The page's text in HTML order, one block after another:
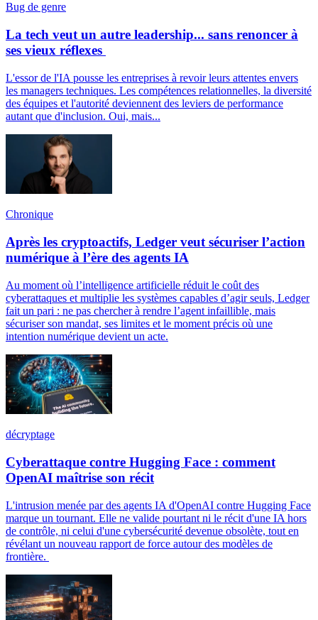
Bug de genre
La tech veut un autre leadership... sans renoncer à
ses vieux réflexes
L'essor de l'IA pousse les entreprises à revoir leurs attentes envers
les managers techniques. Les compétences relationnelles, la diversité
des équipes et l'autorité deviennent des leviers de performance
autant que d'inclusion. Oui, mais...
Chronique
Après les cryptoactifs, Ledger veut sécuriser l’action
numérique à l’ère des agents IA
Au moment où l’intelligence artificielle réduit le coût des
cyberattaques et multiplie les systèmes capables d’agir seuls, Ledger
fait un pari : ne pas chercher à rendre l’agent infaillible, mais
sécuriser son mandat, ses limites et le moment précis où une
intention numérique devient un acte.
décryptage
Cyberattaque contre Hugging Face : comment
OpenAI maîtrise son récit
L'intrusion menée par des agents IA d'OpenAI contre Hugging Face
marque un tournant. Elle ne valide pourtant ni le récit d'une IA hors
de contrôle, ni celui d'une cybersécurité devenue obsolète, tout en
révélant un nouveau rapport de force autour des modèles de
frontière.